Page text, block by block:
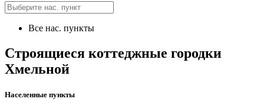
Все нас. пункты
Строящиеся коттеджные городки
Хмельной
Населенные пункты